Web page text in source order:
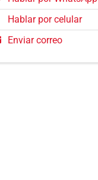
Hablar por celular
Enviar correo